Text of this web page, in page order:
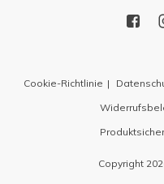
Cookie-Richtlinie
Copyright